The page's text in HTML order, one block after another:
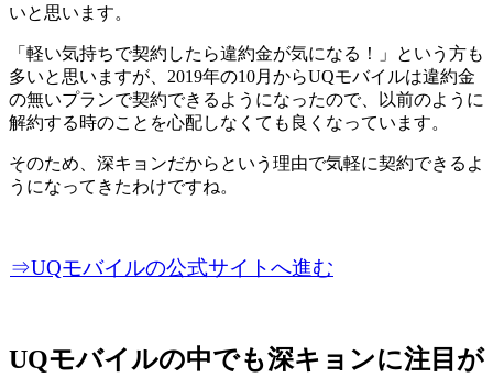
いと思います。
「軽い気持ちで契約したら違約金が気になる！」という方も
多いと思いますが、2019年の10月からUQモバイルは違約金
の無いプランで契約できるようになったので、以前のように
解約する時のことを心配しなくても良くなっています。
そのため、深キョンだからという理由で気軽に契約できるよ
うになってきたわけですね。
⇒UQモバイルの公式サイトへ進む
UQモバイルの中でも深キョンに注目が